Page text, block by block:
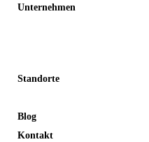
Unternehmen
Standorte
Blog
Kontakt